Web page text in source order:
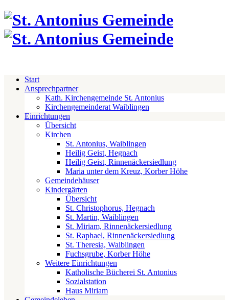
Start
Ansprechpartner
Kath. Kirchengemeinde St. Antonius
Kirchengemeinderat Waiblingen
Einrichtungen
Übersicht
Kirchen
St. Antonius, Waiblingen
Heilig Geist, Hegnach
Heilig Geist, Rinnenäckersiedlung
Maria unter dem Kreuz, Korber Höhe
Gemeindehäuser
Kindergärten
Übersicht
St. Christophorus, Hegnach
St. Martin, Waiblingen
St. Miriam, Rinnenäckersiedlung
St. Raphael, Rinnenäckersiedlung
St. Theresia, Waiblingen
Fuchsgrube, Korber Höhe
Weitere Einrichtungen
Katholische Bücherei St. Antonius
Sozialstation
Haus Miriam